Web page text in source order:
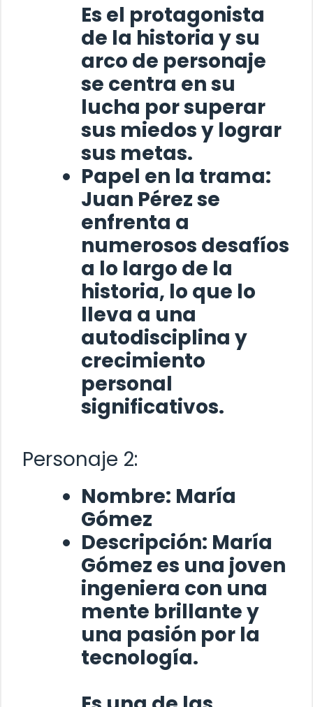
Es el protagonista
de la historia y su
arco de personaje
se centra en su
lucha por superar
sus miedos y lograr
sus metas.
Papel en la trama:
Juan Pérezse
enfrenta a
numerosos desafíos
a lo largo de la
historia, lo que lo
lleva a una
autodisciplina y
crecimiento
personal
significativos.
Personaje 2:
Nombre: María
Gómez
Descripción: María
Gómez es una joven
ingeniera con una
mente brillante y
una pasión por la
tecnología.